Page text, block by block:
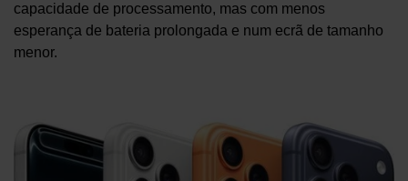
capacidade de processamento, mas com menos
esperança de bateria prolongada e num ecrã de tamanho
menor.